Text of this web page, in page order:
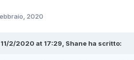
2020
2/2020 at 17:29, Shane ha scritto: